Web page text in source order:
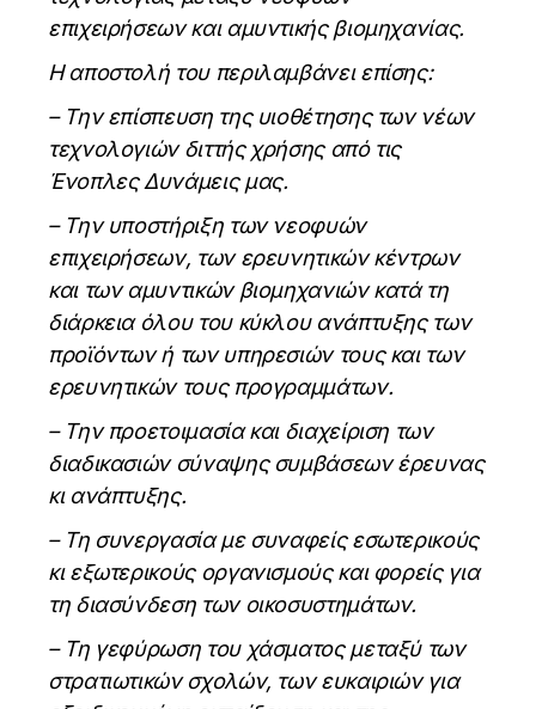
επιχειρήσεων και αμυντικής βιομηχανίας.
Η αποστολή του περιλαμβάνει επίσης:
– Την επίσπευση της υιοθέτησης των νέων
τεχνολογιών διττής χρήσης από τις
Ένοπλες Δυνάμεις μας.
– Την υποστήριξη των νεοφυών
επιχειρήσεων, των ερευνητικών κέντρων
και των αμυντικών βιομηχανιών κατά τη
διάρκεια όλου του κύκλου ανάπτυξης των
προϊόντων ή των υπηρεσιών τους και των
ερευνητικών τους προγραμμάτων.
– Την προετοιμασία και διαχείριση των
διαδικασιών σύναψης συμβάσεων έρευνας
κι ανάπτυξης.
– Τη συνεργασία με συναφείς εσωτερικούς
κι εξωτερικούς οργανισμούς και φορείς για
τη διασύνδεση των οικοσυστημάτων.
– Τη γεφύρωση του χάσματος μεταξύ των
στρατιωτικών σχολών, των ευκαιριών για